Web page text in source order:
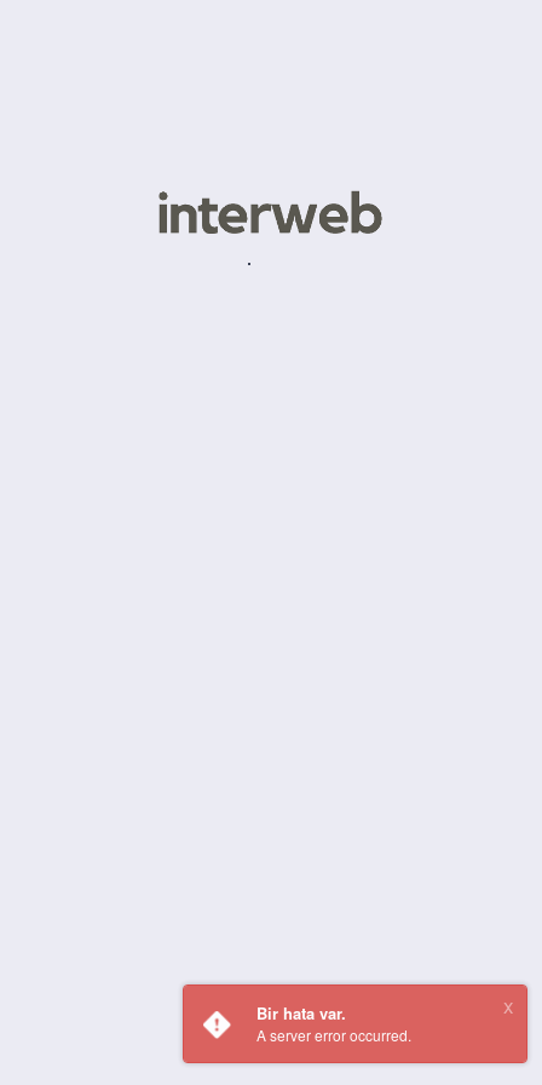
Bir hata var.
A server error occurred.